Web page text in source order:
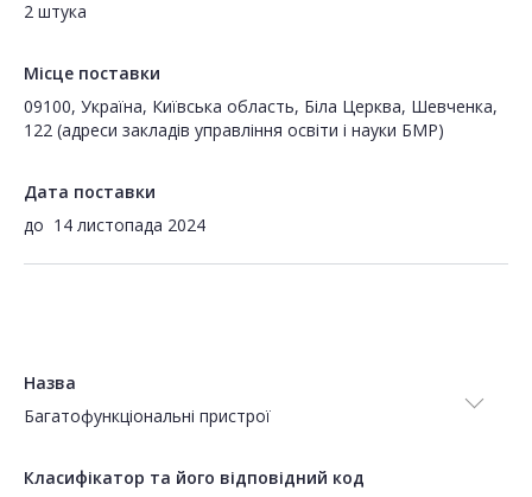
2 штука
Місце поставки
09100, Україна, Київська область, Біла Церква, Шевченка,
122 (адреси закладів управління освіти і науки БМР)
Дата поставки
до 14 листопада 2024
Назва
Багатофункціональні пристрої
Класифікатор та його відповідний код